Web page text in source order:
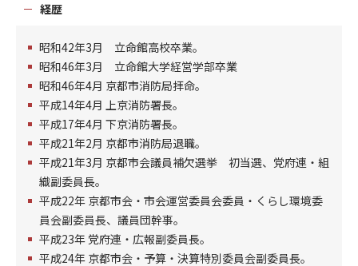
経歴
昭和42年3月 立命館高校卒業。
昭和46年3月 立命館大学経営学部卒業
昭和46年4月 京都市消防局拝命。
平成14年4月 上京消防署長。
平成17年4月 下京消防署長。
平成21年2月 京都市消防局退職。
平成21年3月 京都市会議員補欠選挙 初当選、党府連・組
織副委員長。
平成22年 京都市会・市会運営委員会委員・くらし環境委
員会副委員長、議員団幹事。
平成23年 党府連・広報副委員長。
平成24年 京都市会・予算・決算特別委員会副委員長。